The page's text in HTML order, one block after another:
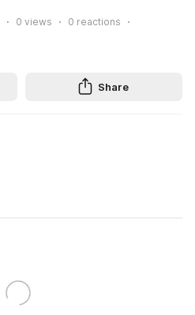
0 views 0 reactions
Share